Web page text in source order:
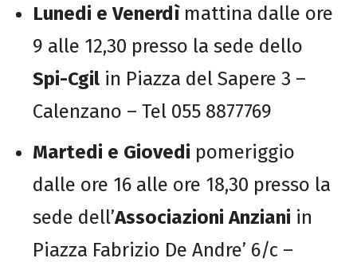
Lunedi e Venerdìmattina dalle ore
9 alle 12,30 presso la sede dello
Spi-Cgil in Piazza del Sapere 3 –
Calenzano – Tel 055 8877769
Martedi e Giovedi pomeriggio
dalle ore 16 alle ore 18,30 presso la
sede dell’Associazioni Anziani in
Piazza Fabrizio De Andre’ 6/c –